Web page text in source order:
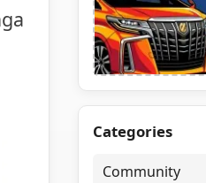
Categories
Community